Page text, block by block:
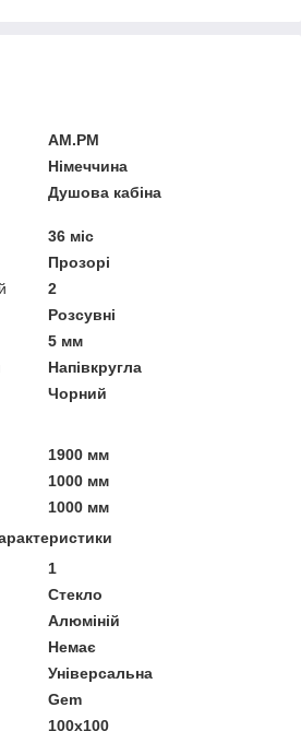
AM.PM
Німеччина
Душова кабіна
36 міс
Прозорі
2
Розсувні
5 мм
Напівкругла
Чорний
1900 мм
1000 мм
1000 мм
1
Стекло
Алюміній
Немає
Універсальна
Gem
100x100